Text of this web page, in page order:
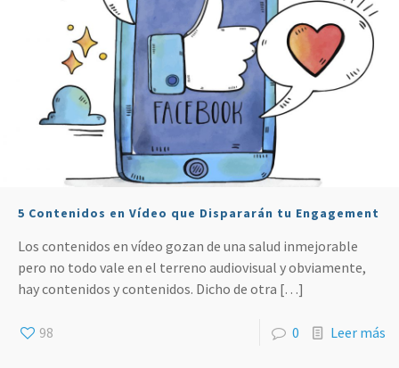
5 Contenidos en Vídeo que Dispararán tu Engagement
Los contenidos en vídeo gozan de una salud inmejorable
pero no todo vale en el terreno audiovisual y obviamente,
hay contenidos y contenidos. Dicho de otra […]
98 0 Leer más